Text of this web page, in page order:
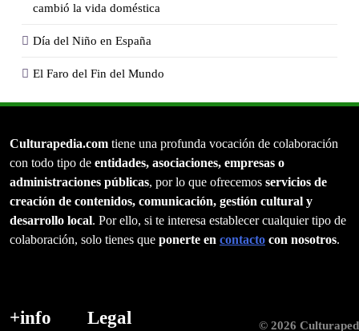
cambió la vida doméstica
Día del Niño en España
El Faro del Fin del Mundo
Culturapedia.com tiene una profunda vocación de colaboración
con todo tipo de entidades, asociaciones, empresas o
administraciones públicas, por lo que ofrecemos servicios de
creación de contenidos, comunicación, gestión cultural y
desarrollo local. Por ello, si te interesa establecer cualquier tipo de
colaboración, solo tienes que ponerte en contacto con nosotros.
+info Legal
© 2026